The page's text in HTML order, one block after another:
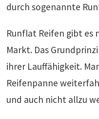
durch sogenannte
Runflat Reifen gibt es
Markt. Das
ihrer Lauffähigkeit.
Reifenpanne
und auch nicht allzu